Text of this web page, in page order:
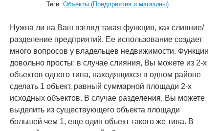
Теги: Объекты (Предприятия и магазины)
Нужна ли на Ваш взгляд такая функция, как слияние/
разделение предприятий. Ее использование создает
много вопросов у владельцев недвижимости. Функции
довольно просты: в случае слияния, Вы можете из 2-х
объектов одного типа, находящихся в одном районе
сделать 1 объект, равный суммарной площади 2-х
исходных объектов. В случае разделения, Вы можете
выделить из существующего объекта площади
большей чем 1, еще один объект такого же типа. В